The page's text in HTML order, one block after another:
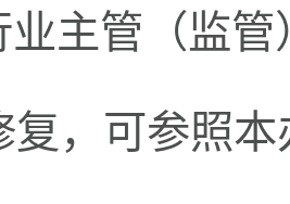
业主管（监
复，可参照